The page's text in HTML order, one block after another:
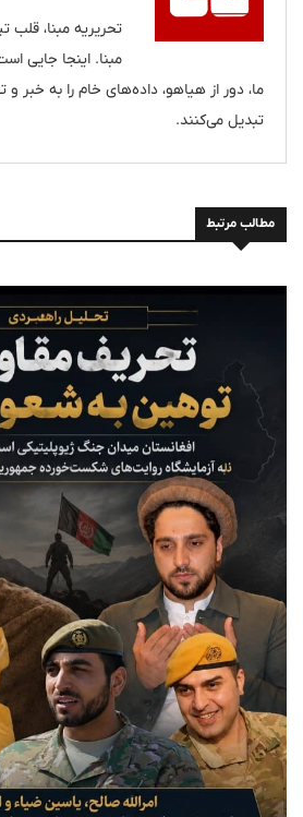
تحریریه مبنا، قلب
مبنا. اینجا جایی
ما، دور از هیاهو، داده‌های خام را به خبر و
تبدیل می‌کنند.
مطالب مرتبط